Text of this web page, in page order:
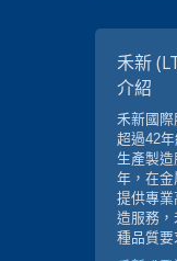
禾新
介紹
禾新國
超過42
生產製
年，在金
提供專
造服務
種品質要